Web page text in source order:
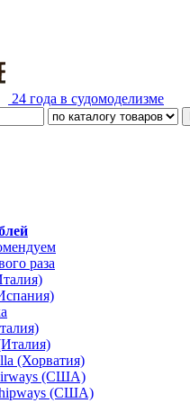
24 года в судомоделизме
раза
(Хорватия)
(США)
(США)